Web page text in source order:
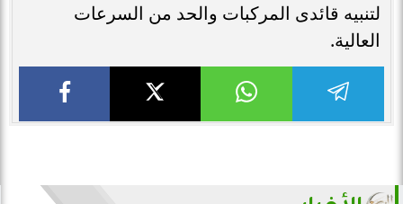
لتنبيه قائدى المركبات والحد من السرعات
العالية.